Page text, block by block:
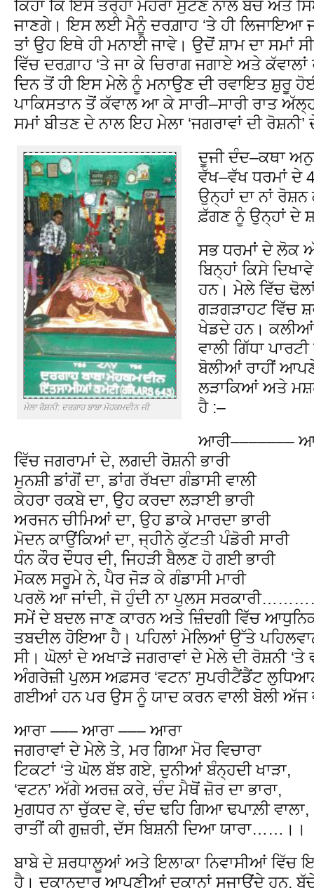
ਕਿਹਾ ਕਿ ਇਸ ਤਰ੍ਹਾਂ ਮੋਹਰਾਂ ਸੁੱਟਣ ਨਾਲ ਬੱਚੇ ਅਤੇ
ਜਾਣਗੇ। ਇਸ ਲਈ ਮੈਨੂੰ ਦਰਗ਼ਾਹ ‘ਤੇ ਹੀ ਲਿਜਾਇਆ
ਤਾਂ ਉਹ ਇਥੇ ਹੀ ਮਨਾਈ ਜਾਵੇ। ਉਦੋਂ ਸ਼ਾਮ ਦਾ ਸਮਾਂ
ਵਿੱਚ ਦਰਗ਼ਾਹ ‘ਤੇ ਜਾ ਕੇ ਚਿਰਾਗ ਜਗਾਏ ਅਤੇ
ਦਿਨ ਤੋਂ ਹੀ ਇਸ ਮੇਲੇ ਨੂੰ ਮਨਾਉਣ ਦੀ ਰਵਾਇਤ ਸ਼ੁਰੂ
ਪਾਕਿਸਤਾਨ ਤੋਂ ਕੱਵਾਲ ਆ ਕੇ ਸਾਰੀ–ਸਾਰੀ ਰਾਤ
ਸਮਾਂ ਬੀਤਣ ਦੇ ਨਾਲ ਇਹ ਮੇਲਾ ‘ਜਗਰਾਵਾਂ ਦੀ
ਮੇਲਾ ਰੋਸ਼ਨੀ: ਦਰਗਾਹ ਬਾਬਾ ਮੋਹਕਮਦੀਨ ਜੀ
ਦੂਜੀ ਦੰਦ–ਕਥਾ
ਵੱਖ–ਵੱਖ ਧਰਮਾਂ ਦੇ
ਉਨ੍ਹਾਂ ਦਾ ਨਾਂ
ਫ਼ੱਗਣ ਨੂੰ ਉਨ੍ਹਾਂ ਦੇ
ਸਭ ਧਰਮਾਂ ਦੇ ਲੋਕ
ਬਿਨ੍ਹਾਂ ਕਿਸੇ
ਹਨ। ਮੇਲੇ ਵਿੱਚ
ਗੜਗੜਾਹਟ ਵਿੱਚ
ਖੇਡਦੇ ਹਨ। ਕਲੀਆਂ
ਵਾਲੀ ਗਿੱਧਾ
ਬੋਲੀਆਂ ਰਾਹੀਂ
ਲੜਾਕਿਆਂ ਅਤੇ
ਹੈ :–
ਆਰੀ–––––––
ਵਿੱਚ ਜਗਰਾਮਾਂ ਦੇ, ਲਗਦੀ ਰੋਸ਼ਨੀ ਭਾਰੀ
ਮੁਨਸ਼ੀ ਡਾਂਗੋਂ ਦਾ, ਡਾਂਗ ਰੱਖਦਾ ਗੰਡਾਸੀ ਵਾਲੀ
ਕੇਹਰਾ ਰਕਬੇ ਦਾ, ਉਹ ਕਰਦਾ ਲੜਾਈ ਭਾਰੀ
ਅਰਜਨ ਚੀਮਿਆਂ ਦਾ, ਉਹ ਡਾਕੇ ਮਾਰਦਾ ਭਾਰੀ
ਮੋਦਨ ਕਾਉਂਕਿਆਂ ਦਾ, ਜ੍ਹੀਨੇ ਕੁੱਟਤੀ ਪੰਡੋਰੀ ਸਾਰੀ
ਧੰਨ ਕੌਰ ਦੌਧਰ ਦੀ, ਜਿਹੜੀ ਬੈਲਣ ਹੋ ਗਈ ਭਾਰੀ
ਮੋਕਲ ਸਰੂਮੇ ਨੇ, ਪੈਰ ਜੋੜ ਕੇ ਗੰਡਾਸੀ ਮਾਰੀ
ਪਰਲੋ ਆ ਜਾਂਦੀ, ਜੋ ਹੁੰਦੀ ਨਾ ਪੁਲਸ
ਸਮੇਂ ਦੇ ਬਦਲ ਜਾਣ ਕਾਰਨ ਅਤੇ ਜ਼ਿੰਦਗੀ ਵਿੱਚ
ਤਬਦੀਲ ਹੋਇਆ ਹੈ। ਪਹਿਲਾਂ ਮੇਲਿਆਂ ਉੱਤੇ
ਸੀ। ਘੋਲਾਂ ਦੇ ਅਖਾੜੇ ਜਗਰਾਵਾਂ ਦੇ ਮੇਲੇ ਦੀ ਰੋਸ਼ਨੀ ‘ਤੇ
ਅੰਗਰੇਜ਼ੀ ਪੁਲਸ ਅਫ਼ਸਰ ‘ਵਟਨ’ ਸੁਪਰੀਟੈਂਡੈਂਟ
ਗਈਆਂ ਹਨ ਪਰ ਉਸ ਨੂੰ ਯਾਦ ਕਰਨ ਵਾਲੀ ਬੋਲੀ ਅੱਜ
ਆਰਾ ––– ਆਰਾ ––– ਆਰਾ
ਜਗਰਾਵਾਂ ਦੇ ਮੇਲੇ ਤੇ, ਮਰ ਗਿਆ ਮੋਰ ਵਿਚਾਰਾ
ਟਿਕਟਾਂ ‘ਤੇ ਘੋਲ ਬੱਝ ਗਏ, ਦੁਨੀਆਂ ਬੰਨ੍ਹਦੀ ਖਾੜਾ,
‘ਵਟਨ’ ਅੱਗੇ ਅਰਜ਼ ਕਰੇ, ਚੰਦ ਮੈਥੋਂ ਜ਼ੋਰ ਦਾ ਭਾਰਾ,
ਮੁਗਧਰ ਨਾ ਚੁੱਕਦ ਵੇ, ਚੰਦ ਢਹਿ ਗਿਆ ਢਪਾਲ਼ੀ ਵਾਲਾ,
ਰਾਤੀਂ ਕੀ ਗੁਜ਼ਰੀ, ਦੱਸ ਬਿਸ਼ਨੀ ਦਿਆ ਯਾਰਾ……।।
ਬਾਬੇ ਦੇ ਸ਼ਰਧਾਲੂਆਂ ਅਤੇ ਇਲਾਕਾ ਨਿਵਾਸੀਆਂ ਵਿੱਚ
ਹੈ। ਦੁਕਾਨਦਾਰ ਆਪਣੀਆਂ ਦੁਕਾਨਾਂ ਸਜਾਉਂਦੇ ਹਨ,